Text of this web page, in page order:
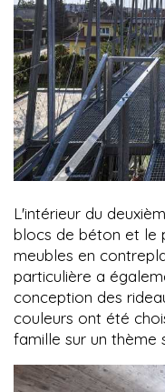
L'intérieur du
blocs de béton et le
meubles en
particulière a
conception des
couleurs ont été
famille sur un thème